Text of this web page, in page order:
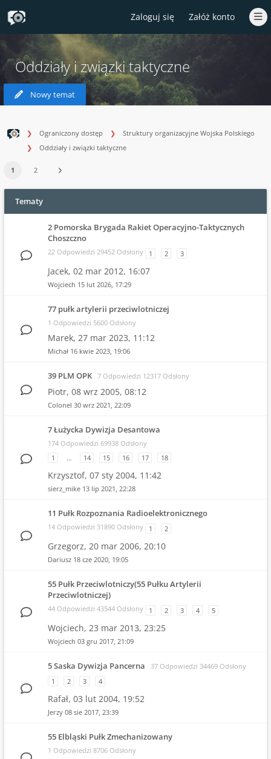
Zaloguj się Załóż konto
Oddziały i związki taktyczne
Nowy temat
Ograniczony dostęp
Struktury organizacyjne Wojska Polskiego
Oddziały i związki taktyczne
1 2
Tematy
2 Pomorska Brygada Rakiet Operacyjno-Taktycznych
Choszczno
22 Odpowiedzi 29452 Odsłony 1 2 3
Jacek, 02 mar 2012, 16:07
Wojciech 15 lut 2026, 17:29
77 pułk artylerii przeciwlotniczej
1 Odpowiedzi 5600 Odsłony
Marek, 27 mar 2023, 11:12
Michał 16 kwie 2023, 19:06
39 PLM OPK 7 Odpowiedzi 12317 Odsłony
Piotr, 08 wrz 2005, 08:12
Colonel 30 wrz 2021, 22:09
7 Łużycka Dywizja Desantowa
174 Odpowiedzi 69938 Odsłony
1
… 14 15 16 17 18
Krzysztof, 07 sty 2004, 11:42
sierz_mike 13 lip 2021, 22:28
11 Pułk Rozpoznania Radioelektronicznego
14 Odpowiedzi 31890 Odsłony 1 2
Grzegorz, 20 mar 2006, 20:10
Dariusz 18 cze 2020, 19:05
55 Pułk Przeciwlotniczy(55 Pułku Artylerii
Przeciwlotniczej)
44 Odpowiedzi 43544 Odsłony 1 2 3 4 5
Wojciech, 23 mar 2013, 23:25
Wojciech 03 gru 2017, 21:09
5 Saska Dywizja Pancerna
37 Odpowiedzi 34469 Odsłony
1
2 3 4
Rafał, 03 lut 2004, 19:52
Jerzy 08 sie 2017, 23:39
55 Elbląski Pułk Zmechanizowany
1 Odpowiedzi 8706 Odsłony